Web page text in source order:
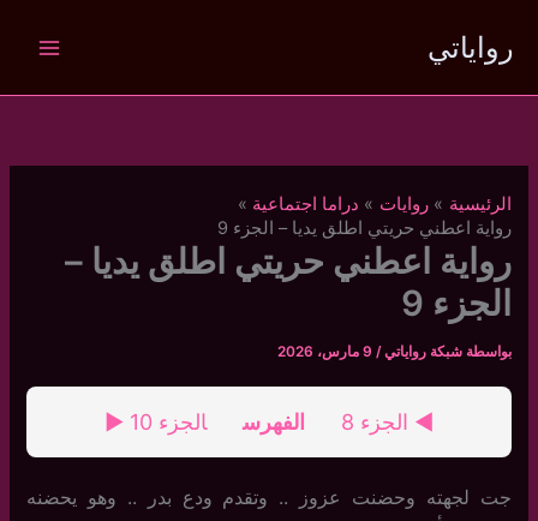
المحتوى
رواياتي
الرئيسية روايات
دراما اجتماعية
رواية اعطني حريتي اطلق يديا – الجزء 9
رواية اعطني حريتي اطلق يديا –
الجزء 9
بواسطة شبكة رواياتي/ 9 مارس، 2026
◄ الجزء 8 الفهرس الجزء 10 ►
جت لجهته وحضنت عزوز .. وتقدم ودع بدر .. وهو يحضنه